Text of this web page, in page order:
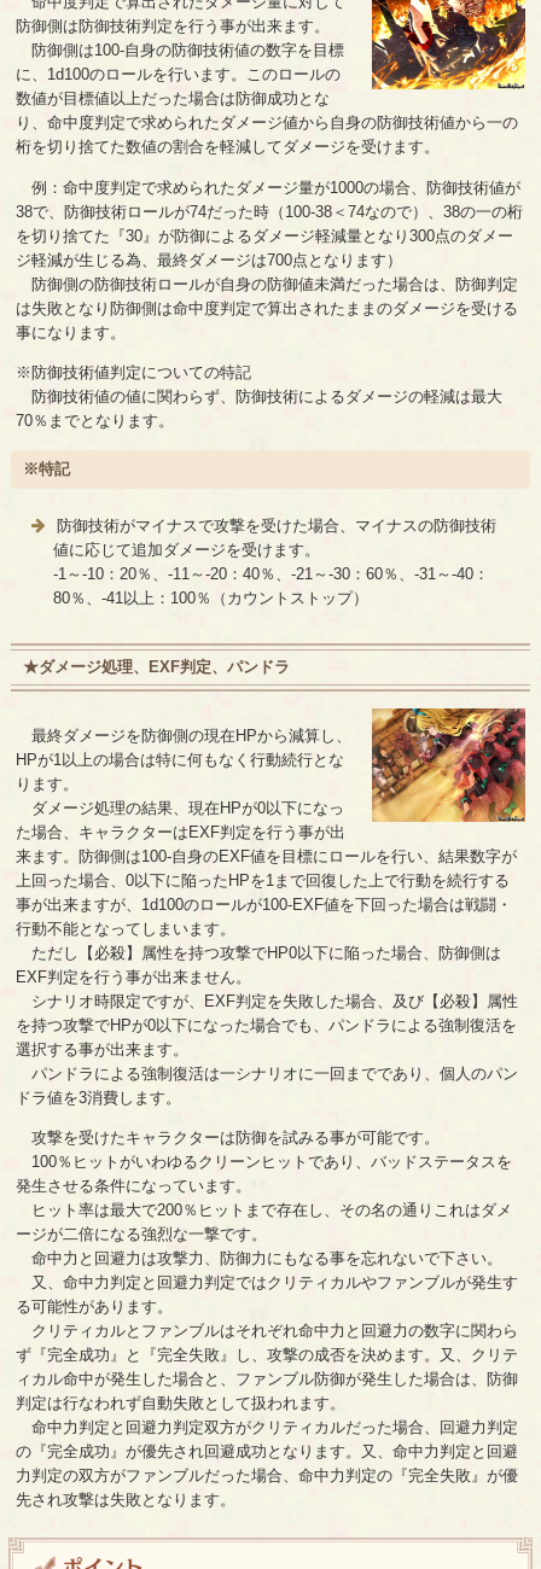
防御側は防御技術判定を行う事が出来ます。
防御側は100-自身の防御技術値の数字を目標
に、1d100のロールを行います。このロールの
数値が目標値以上だった場合は防御成功とな
り、命中度判定で求められたダメージ値から自身の防御技術値から一の
桁を切り捨てた数値の割合を軽減してダメージを受けます。
例：命中度判定で求められたダメージ量が1000の場合、防御技術値が
38で、防御技術ロールが74だった時（100-38＜74なので）、38の一の桁
を切り捨てた『30』が防御によるダメージ軽減量となり300点のダメー
ジ軽減が生じる為、最終ダメージは700点となります）
防御側の防御技術ロールが自身の防御値未満だった場合は、防御判定
は失敗となり防御側は命中度判定で算出されたままのダメージを受ける
事になります。
※防御技術値判定についての特記
防御技術値の値に関わらず、防御技術によるダメージの軽減は最大
70％までとなります。
※特記
防御技術がマイナスで攻撃を受けた場合、マイナスの防御技術
値に応じて追加ダメージを受けます。
-1～-10：20％、-11～-20：40％、-21～-30：60％、-31～-40：
80％、-41以上：100％（カウントストップ）
★ダメージ処理、EXF判定、パンドラ
最終ダメージを防御側の現在HPから減算し、
HPが1以上の場合は特に何もなく行動続行とな
ります。
ダメージ処理の結果、現在HPが0以下になっ
た場合、キャラクターはEXF判定を行う事が出
来ます。防御側は100-自身のEXF値を目標にロールを行い、結果数字が
上回った場合、0以下に陥ったHPを1まで回復した上で行動を続行する
事が出来ますが、1d100のロールが100-EXF値を下回った場合は戦闘・
行動不能となってしまいます。
ただし【必殺】属性を持つ攻撃でHP0以下に陥った場合、防御側は
EXF判定を行う事が出来ません。
シナリオ時限定ですが、EXF判定を失敗した場合、及び【必殺】属性
を持つ攻撃でHPが0以下になった場合でも、パンドラによる強制復活を
選択する事が出来ます。
パンドラによる強制復活は一シナリオに一回までであり、個人のパン
ドラ値を3消費します。
攻撃を受けたキャラクターは防御を試みる事が可能です。
100％ヒットがいわゆるクリーンヒットであり、バッドステータスを
発生させる条件になっています。
ヒット率は最大で200％ヒットまで存在し、その名の通りこれはダメ
ージが二倍になる強烈な一撃です。
命中力と回避力は攻撃力、防御力にもなる事を忘れないで下さい。
又、命中力判定と回避力判定ではクリティカルやファンブルが発生す
る可能性があります。
クリティカルとファンブルはそれぞれ命中力と回避力の数字に関わら
ず『完全成功』と『完全失敗』し、攻撃の成否を決めます。又、クリテ
ィカル命中が発生した場合と、ファンブル防御が発生した場合は、防御
判定は行なわれず自動失敗として扱われます。
命中力判定と回避力判定双方がクリティカルだった場合、回避力判定
の『完全成功』が優先され回避成功となります。又、命中力判定と回避
力判定の双方がファンブルだった場合、命中力判定の『完全失敗』が優
先され攻撃は失敗となります。